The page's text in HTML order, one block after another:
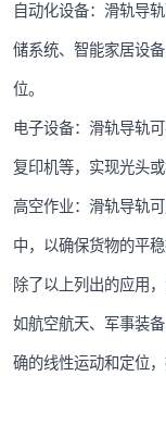
自动化设备：滑轨导
储系统、智能家居设
位。
电子设备：滑轨导轨
复印机等，实现光头
高空作业：滑轨导轨
中，以确保货物的平
除了以上列出的应用
如航空航天、军事装
确的线性运动和定位